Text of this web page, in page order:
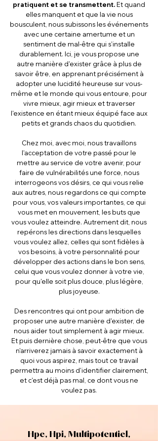
pratiquent et se transmettent.Et quand
elles manquent et que la vie nous
bousculent, nous subissons les événements
avec une certaine amertume et un
sentiment de mal-être qui s'installe
durablement. Ici, je vous propose une
autre manière d'exister grâce à plus de
savoir être, en apprenant précisément à
adopter une lucidité heureuse sur vous-
même et le monde qui vous entoure, pour
vivre mieux, agir mieux et traverser
l'existence en étant mieux équipé face aux
petits et grands chaos du quotidien.
Chez moi, avec moi, nous travaillons
l'acceptation de votre passé pour le
mettre au service de votre avenir, pour
faire de vulnérabilités une force, nous
interrogeons vos désirs, ce qui vous relie
aux autres, nous regardons ce qui compte
pour vous, vos valeurs importantes, ce qui
vous met en mouvement, les buts que
vous voulez atteindre. Autrement dit, nous
repérons les directions dans lesquelles
vous voulez allez, celles qui sont fidèles à
vos besoins, à votre personnalité pour
développer des actions dans le bon sens,
celui que vous voulez donner à votre vie,
pour qu'elle soit plus douce, plus légère,
plus joyeuse.
Des rencontres qui ont pour ambition de
proposer une autre manière d'exister, de
nous aider tout simplement à agir mieux.
Et puis dernière chose, peut-être que vous
n'arriverez jamais à savoir exactement à
quoi vous aspirez, mais tout ce travail
permettra au moins d'identifier clairement,
et c'est déjà pas mal, ce dont vous ne
voulez pas.
Hpe, Hpi, Multipotentiel,